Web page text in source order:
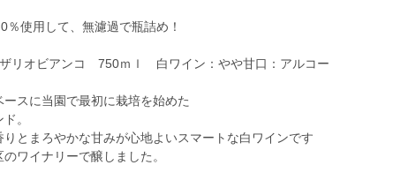
使用して、無濾過で瓶詰め！
リオビアンコ 750ｍｌ 白ワイン：やや甘口：アルコー
スに当園で最初に栽培を始めた
。
とまろやかな甘みが心地よいスマートな白ワインです
ワイナリーで醸しました。